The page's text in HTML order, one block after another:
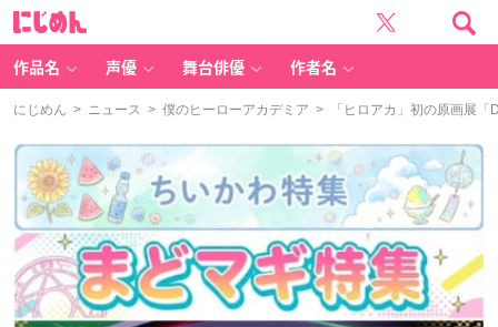
作品名 声優 舞台俳優 作者名
にじめん > ニュース > 僕のヒーローアカデミア > 「ヒロアカ」初の原画展「